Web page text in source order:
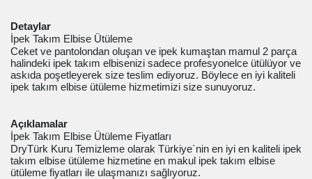
Detaylar
İpek Takım Elbise Ütüleme
Ceket ve pantolondan oluşan ve ipek kumaştan mamul 2 parça
halindeki ipek takım elbisenizi sadece profesyonelce ütülüyor ve
askıda poşetleyerek size teslim ediyoruz. Böylece en iyi kaliteli
ipek takım elbise ütüleme hizmetimizi size sunuyoruz.
Açıklamalar
İpek Takım Elbise Ütüleme Fiyatları
DryTürk Kuru Temizleme olarak Türkiye`nin en iyi en kaliteli ipek
takım elbise ütüleme hizmetine en makul ipek takım elbise
ütüleme fiyatları ile ulaşmanızı sağlıyoruz.